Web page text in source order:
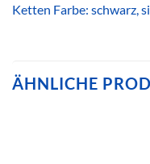
Ketten Farbe: schwarz,
ÄHNLICHE